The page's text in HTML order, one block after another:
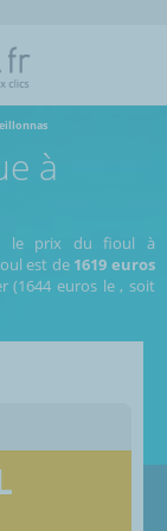
à
le prix du fioul à
est de 1619 euros
(1644 euros le, soit